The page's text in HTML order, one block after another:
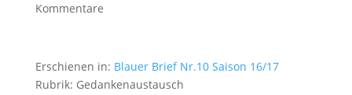
Kommentare
Erschienen in: Blauer Brief Nr.10 Saison 16/17
Rubrik: Gedankenaustausch